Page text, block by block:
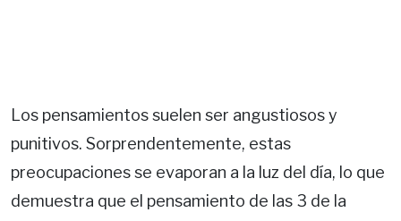
Los pensamientos suelen ser angustiosos y
punitivos. Sorprendentemente, estas
preocupaciones se evaporan a la luz del día, lo que
demuestra que el pensamiento de las 3 de la